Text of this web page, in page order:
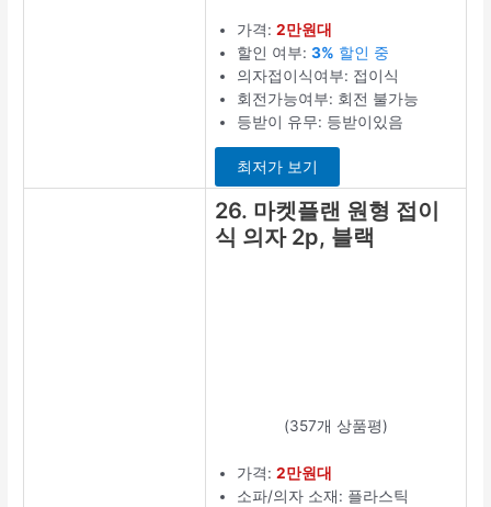
가격:2만원대
할인 여부:3% 할인 중
의자접이식여부: 접이식
회전가능여부: 회전 불가능
등받이 유무: 등받이있음
최저가 보기
26. 마켓플랜 원형 접이
식 의자 2p, 블랙
(357개 상품평)
가격:2만원대
소파/의자 소재: 플라스틱